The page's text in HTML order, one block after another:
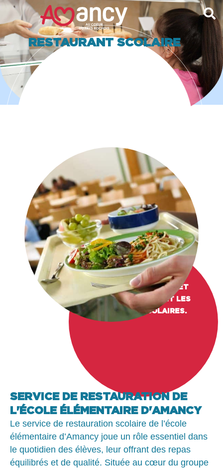
principal
RESTAURANT SCOLAIRE
OUVERTURE :
LUNDI, MARDI, JEUDI ET
VENDREDI PENDANT LES
PÉRIODES SCOLAIRES.
SERVICE DE RESTAURATION DE
L'ÉCOLE ÉLÉMENTAIRE D'AMANCY
Le service de restauration scolaire de l’école
élémentaire d’Amancy joue un rôle essentiel dans
le quotidien des élèves, leur offrant des repas
équilibrés et de qualité. Située au cœur du groupe